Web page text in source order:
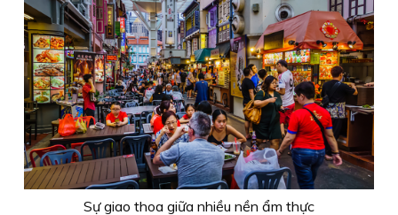
Sự giao thoa giữa nhiều nền ẩm thực